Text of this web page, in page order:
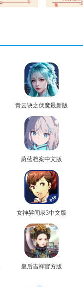
青云诀之伏魔最新版
蔚蓝档案中文版
女神异闻录3中文版
皇后吉祥官方版